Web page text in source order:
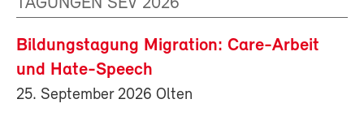
TAGUNGEN SEV 2026
Bildungstagung Migration: Care-Arbeit
und Hate-Speech
25. September 2026 Olten